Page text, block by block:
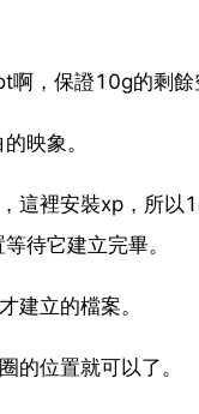
，保證10g的剩餘
映象。
這裡安裝xp，所
待它建立完畢。
建立的檔案。
的位置就可以了。